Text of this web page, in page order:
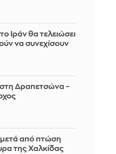
Ιράν θα τελειώσει
να συνεχίσουν
Δραπετσώνα –
από πτώση
της Χαλκίδας